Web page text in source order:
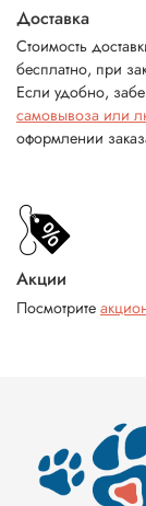
Доставка
Стоимость
бесплатно, при
Если удобно,
самовывоза или
оформлении
Акции
Посмотрите